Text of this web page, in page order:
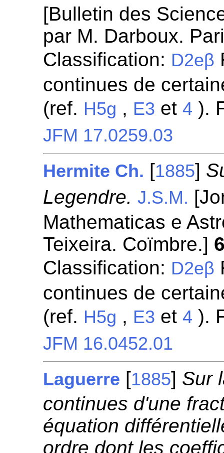
[Bulletin des
par M. Darboux.
Classification: D2eβ
continues de
(ref. H5g , E3 et4 ).
JFM 17.0259.03
Hermite Ch. [1885]
Legendre. J.S.M.
Mathematicas e
Teixeira. Coïmbre.]
Classification: D2eβ
continues de
(ref. H5g , E3 et4 ).
JFM 16.0452.01
Laguerre [1885] Sur
continues d'une
équation
ordre dont les